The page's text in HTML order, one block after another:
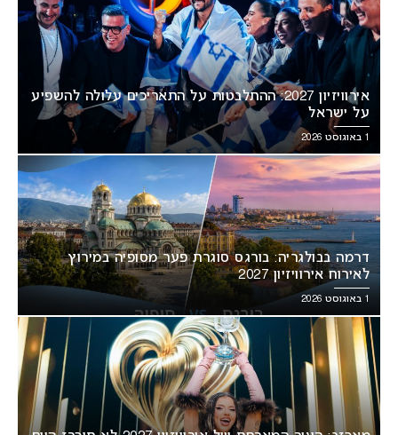
אירוויזיון 2027: ההתלבטות על התאריכים עלולה להשפיע
על ישראל
1 באוגוסט 2026
דרמה בבולגריה: בורגס סוגרת פער מסופיה במירוץ
לאירוח אירוויזיון 2027
1 באוגוסט 2026